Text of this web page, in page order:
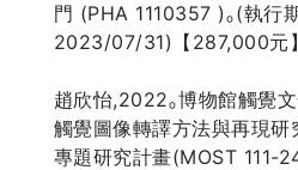
門 (PHA 1110357 )｡(執行
2023/07/31)【287,000元
趙欣怡,2022｡博物館觸覺
觸覺圖像轉譯方法與再現
專題研究計畫(MOST